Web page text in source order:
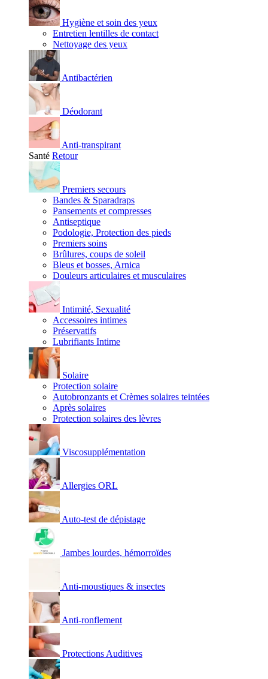
Hygiène et soin des yeux
Entretien lentilles de contact
Nettoyage des yeux
Antibactérien
Déodorant
Anti-transpirant
Santé Retour
Premiers secours
Bandes & Sparadraps
Pansements et compresses
Antiseptique
Podologie, Protection des pieds
Premiers soins
Brûlures, coups de soleil
Bleus et bosses, Arnica
Douleurs articulaires et musculaires
Intimité, Sexualité
Accessoires intimes
Préservatifs
Lubrifiants Intime
Solaire
Protection solaire
Autobronzants et Crèmes solaires teintées
Après solaires
Protection solaires des lèvres
Viscosupplémentation
Allergies ORL
Auto-test de dépistage
Jambes lourdes, hémorroïdes
Anti-moustiques & insectes
Anti-ronflement
Protections Auditives